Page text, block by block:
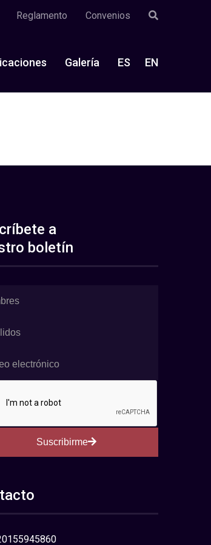
Reglamento Convenios
Galería ES EN
a
boletín
Suscribirme